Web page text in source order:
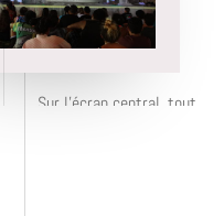
Sur l’écran central, tout